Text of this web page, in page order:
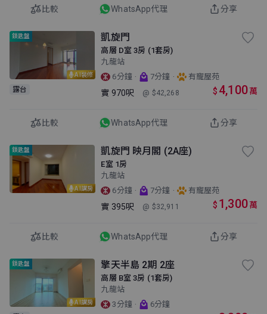
比較 WhatsApp代理 分享
AI裝修
鎖匙盤
露台
凱旋門
高層 D室 3房 (1套房)
九龍站
6分鐘 · 7分鐘 · 有寵屋苑
實 970呎 @ $42,268 $ 4,100萬
比較 WhatsApp代理 分享
AI講房
鎖匙盤 凱旋門 映月閣 (2A座)
E室 1房
九龍站
6分鐘 · 7分鐘 · 有寵屋苑
實 395呎 @ $32,911 $ 1,300萬
比較 WhatsApp代理 分享
AI講房
鎖匙盤 擎天半島 2期 2座
高層 B室 3房 (1套房)
九龍站
3分鐘 · 6分鐘